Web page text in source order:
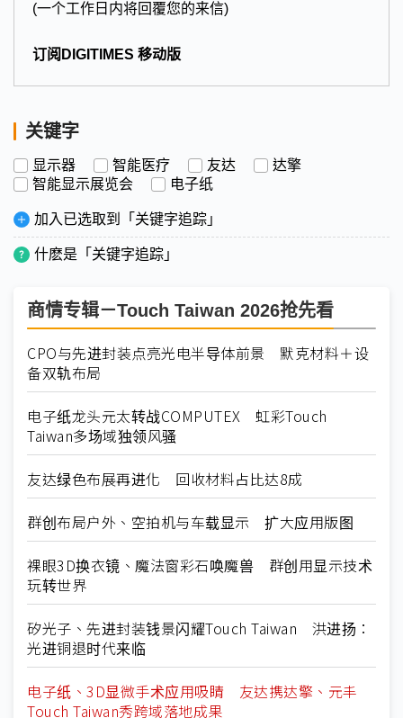
(一个工作日内将回覆您的来信)
订阅DIGITIMES 移动版
关键字
显示器 智能医疗 友达
达擎
智能显示展览会
电子纸
加入已选取到「关键字追踪」
什麽是「关键字追踪」
商情专辑－Touch Taiwan 2026抢先看
CPO与先进封装点亮光电半导体前景 默克材料＋设
备双轨布局
电子纸龙头元太转战COMPUTEX 虹彩Touch
Taiwan多场域独领风骚
友达绿色布展再进化 回收材料占比达8成
群创布局户外、空拍机与车载显示 扩大应用版图
裸眼3D换衣镜、魔法窗彩石唤魔兽 群创用显示技术
玩转世界
矽光子、先进封装钱景闪耀Touch Taiwan 洪进扬：
光进铜退时代来临
电子纸、3D显微手术应用吸睛 友达携达擎、元丰
Touch Taiwan秀跨域落地成果